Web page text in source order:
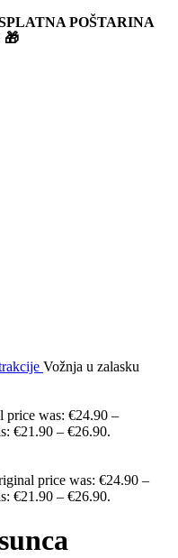
POŠTARINA
🎁
Vožnja u zalasku
price was: €24.90 –
€21.90 – €26.90.
price was: €24.90 –
€21.90 – €26.90.